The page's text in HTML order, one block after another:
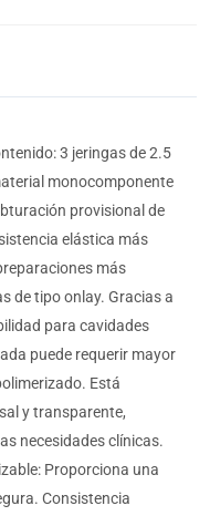
3 jeringas de 2.5
monocomponente
provisional de
elástica más
más
de tipo onlay. Gracias a
para cavidades
puede requerir mayor
Está
y transparente,
necesidades clínicas.
Proporciona una
Consistencia